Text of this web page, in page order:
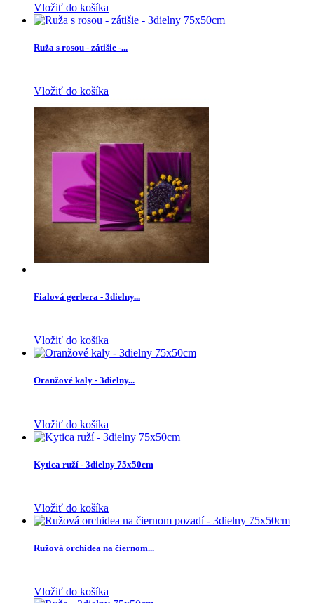
Vložiť do košíka
Ruža s rosou - zátišie -...
Vložiť do košíka
Fialová gerbera - 3dielny...
Vložiť do košíka
Oranžové kaly - 3dielny...
Vložiť do košíka
Kytica ruží - 3dielny 75x50cm
Vložiť do košíka
Ružová orchidea na čiernom...
Vložiť do košíka